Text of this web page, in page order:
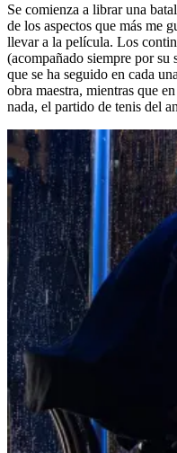
Se comienza a librar una
de los aspectos que más me
llevar a la película. Los
(acompañado siempre por
que se ha seguido en cada
obra maestra, mientras que
nada, el partido de tenis del